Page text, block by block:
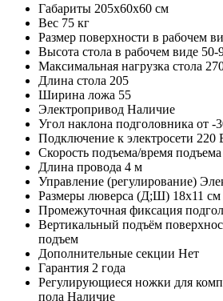
Габариты 205х60х60 см
Вес 75 кг
Размер поверхности в рабочем
Высота стола в рабочем виде 50-
Максимальная нагрузка стола
Длина стола 205
Ширина ложа 55
Электропривод Наличие
Угол наклона подголовника от -
Подключение к электросети 220
Скорость подъема/время
Длина провода 4 м
Управление (регулирование)
Размеры люверса (Д;Ш) 18х11 см
Промежуточная фиксация
Вертикальный подъём
подъем
Дополнительные секции Нет
Гарантия 2 года
Регулирующиеся ножки для
пола Наличие